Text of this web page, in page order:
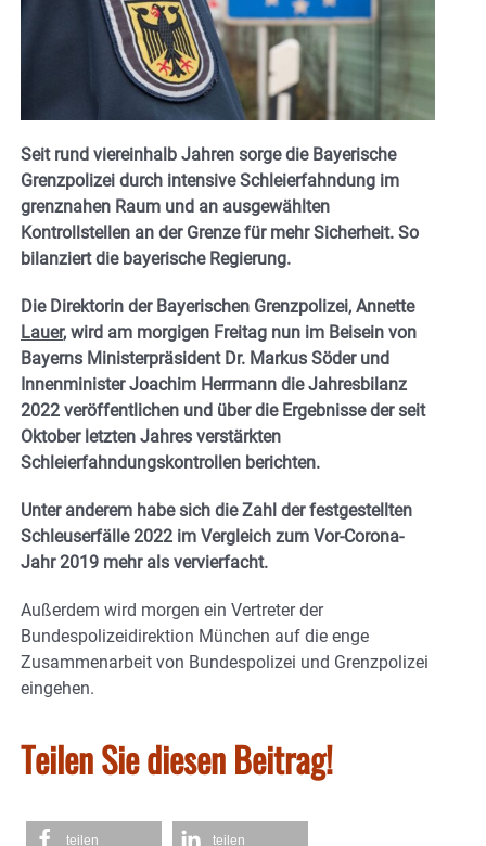
Seit rund viereinhalb Jahren sorge die Bayerische
Grenzpolizei durch intensive Schleierfahndung im
grenznahen Raum und an ausgewählten
Kontrollstellen an der Grenze für mehr Sicherheit. So
bilanziert die bayerische Regierung.
Die Direktorin der Bayerischen Grenzpolizei, Annette
Lauer, wird am morgigen Freitag nun im Beisein von
Bayerns Ministerpräsident Dr. Markus Söder und
Innenminister Joachim Herrmann die Jahresbilanz
2022 veröffentlichen und über die Ergebnisse der seit
Oktober letzten Jahres verstärkten
Schleierfahndungskontrollen berichten.
Unter anderem habe sich die Zahl der festgestellten
Schleuserfälle 2022 im Vergleich zum Vor-Corona-
Jahr 2019 mehr als vervierfacht.
Außerdem wird morgen ein Vertreter der
Bundespolizeidirektion München auf die enge
Zusammenarbeit von Bundespolizei und Grenzpolizei
eingehen.
Teilen Sie diesen Beitrag!
teilen teilen